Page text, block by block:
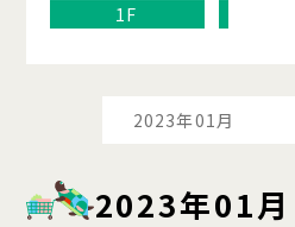
1F
2023年01月
2023年01月